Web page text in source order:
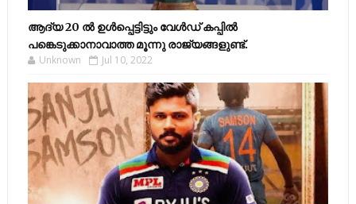
ആദ്യ 20 ല്‍ ഉള്‍പ്പെട്ടിട്ടും വേള്‍ഡ് കപ്പില്‍
പങ്കെടുക്കാനാവാത്ത മൂന്നു രാജ്യങ്ങളുണ്ട്.
Unknown Jul 10, 2022